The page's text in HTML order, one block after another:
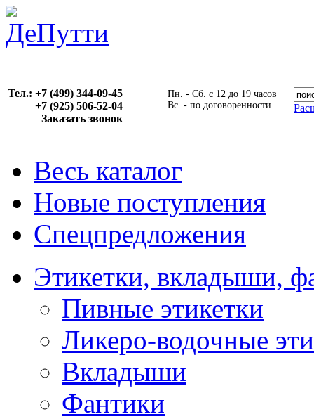
Тел.: +7 (499) 344-09-45
(925) 506-52-04
Заказать звонок
Пн. - Сб. с 12 до 19 часов
Вс. - по договоренности.
Весь каталог
Новые поступления
Спецпредложения
Этикетки, вкладыши,
Пивные этикетки
Ликеро-водочные
Вкладыши
Фантики